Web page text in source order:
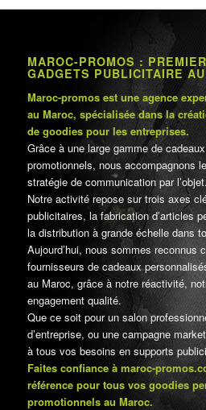
MAROC-PROMOS :
GADGETS PUBLICITAIRE
Maroc-promos est une agence
au Maroc, spécialisée dans la
de goodies pour les entreprises.
Grâce à une large gamme de
promotionnels, nous accompagnons
stratégie de communication par l’objet.
Notre activité repose sur trois axes
publicitaires, la fabrication d’articles
la distribution à grande échelle dans
Aujourd’hui, nous sommes reconnus
fournisseurs de cadeaux
au Maroc, grâce à notre réactivité,
engagement qualité.
Que ce soit pour un salon
d’entreprise, ou une campagne
à tous vos besoins en supports
Faites confiance à maroc-
référence pour tous vos goodies
promotionnels au Maroc.